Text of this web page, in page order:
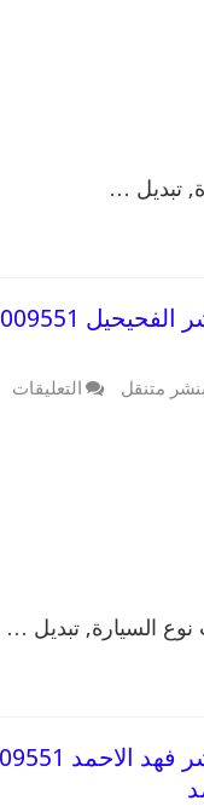
تبديل …
بنشر متنقل التعليقات
السيارة, تبديل …